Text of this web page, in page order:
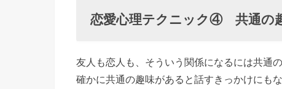
恋愛心理テクニック④ 共通の
友人も恋人も、そういう関係になるには共通
確かに共通の趣味があると話すきっかけにも